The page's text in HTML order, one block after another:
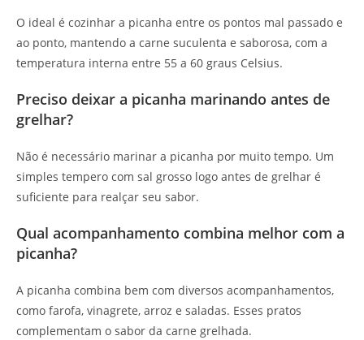
O ideal é cozinhar a picanha entre os pontos mal passado e
ao ponto, mantendo a carne suculenta e saborosa, com a
temperatura interna entre 55 a 60 graus Celsius.
Preciso deixar a picanha marinando antes de
grelhar?
Não é necessário marinar a picanha por muito tempo. Um
simples tempero com sal grosso logo antes de grelhar é
suficiente para realçar seu sabor.
Qual acompanhamento combina melhor com a
picanha?
A picanha combina bem com diversos acompanhamentos,
como farofa, vinagrete, arroz e saladas. Esses pratos
complementam o sabor da carne grelhada.